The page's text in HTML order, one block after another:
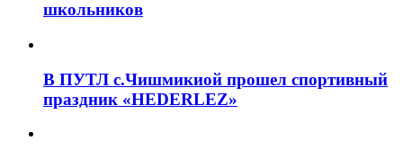
школьников
В ПУТЛ с.Чишмикиой прошел спортивный
праздник «HEDERLEZ»